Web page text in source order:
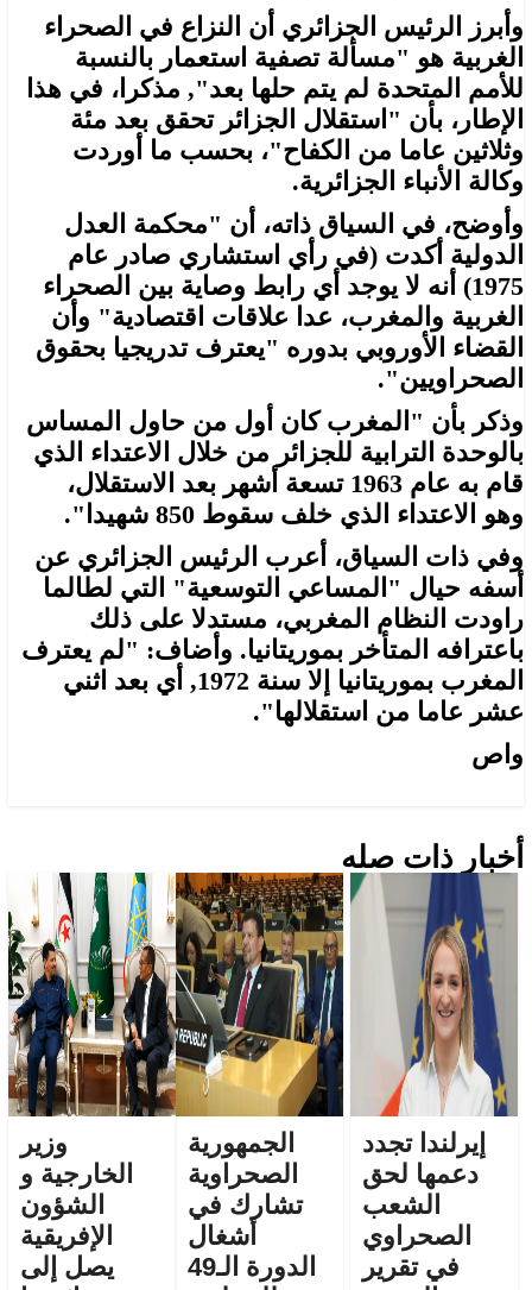
وأبرز الرئيس الجزائري أن النزاع في الصحراء
الغربية هو "مسألة تصفية استعمار بالنسبة
للأمم المتحدة لم يتم حلها بعد", مذكرا، في هذا
الإطار، بأن "استقلال الجزائر تحقق بعد مئة
وثلاثين عاما من الكفاح"، بحسب ما أوردت
وكالة الأنباء الجزائرية.
وأوضح، في السياق ذاته، أن "محكمة العدل
الدولية أكدت (في رأي استشاري صادر عام
1975) أنه لا يوجد أي رابط وصاية بين الصحراء
الغربية والمغرب، عدا علاقات اقتصادية" وأن
القضاء الأوروبي بدوره "يعترف تدريجيا بحقوق
الصحراويين".
وذكر بأن "المغرب كان أول من حاول المساس
بالوحدة الترابية للجزائر من خلال الاعتداء الذي
قام به عام 1963 تسعة أشهر بعد الاستقلال،
وهو الاعتداء الذي خلف سقوط 850 شهيدا".
وفي ذات السياق، أعرب الرئيس الجزائري عن
أسفه حيال "المساعي التوسعية" التي لطالما
راودت النظام المغربي، مستدلا على ذلك
باعترافه المتأخر بموريتانيا. وأضاف: "لم يعترف
المغرب بموريتانيا إلا سنة 1972, أي بعد اثني
عشر عاما من استقلالها".
واص
أخبار ذات صله
إيرلندا تجدد
دعمها لحق
الشعب
الصحراوي
في تقرير
الجمهورية
الصحراوية
تشارك في
أشغال
الدورة الـ49
وزير
الخارجية و
الشؤون
الإفريقية
يصل إلى